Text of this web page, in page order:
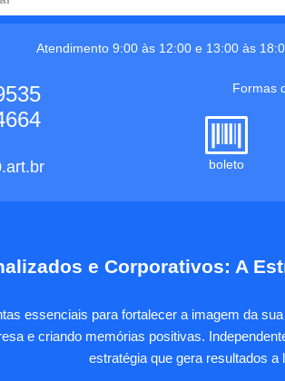
Atendimento 9:00 às 12:00 e 13:00 às
Formas
boleto
e Corporativos: A
essenciais para fortalecer a imagem da
e criando memórias positivas.
estratégia que gera resultados a